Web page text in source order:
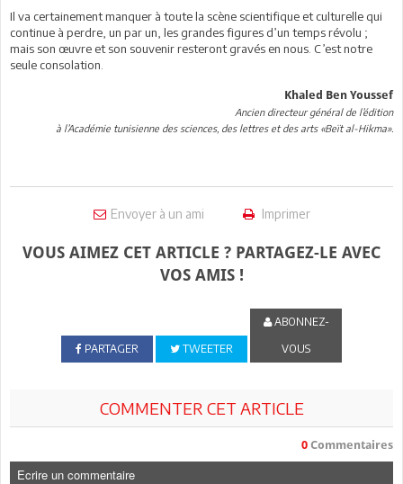
Il va certainement manquer à toute la scène scientifique et culturelle qui
continue à perdre, un par un, les grandes figures d’un temps révolu ;
mais son œuvre et son souvenir resteront gravés en nous. C’est notre
seule consolation.
Khaled Ben Youssef
Ancien directeur général de l’édition
à l’Académie tunisienne des sciences, des lettres et des arts «Beït al-Hikma».
Envoyer à un ami Imprimer
VOUS AIMEZ CET ARTICLE ? PARTAGEZ-LE AVEC
VOS AMIS !
PARTAGER TWEETER
ABONNEZ-
VOUS
COMMENTER CET ARTICLE
0 Commentaires
Ecrire un commentaire